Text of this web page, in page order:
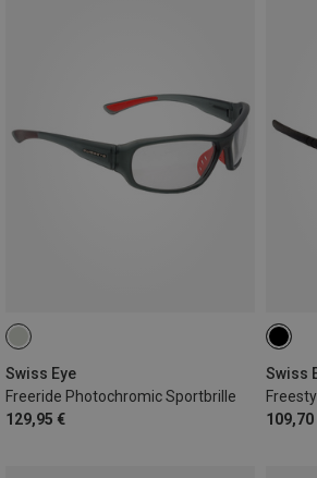
Swiss Eye
Freeride Photochromic Sportbrille
129,95 €
Swiss
109,70